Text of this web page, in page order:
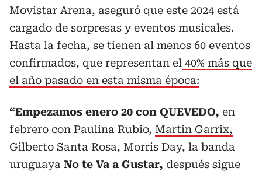
Movistar Arena, aseguró que este 2024 está
cargado de sorpresas y eventos musicales.
Hasta la fecha, se tienen al menos 60 eventos
confirmados, que representan el 40% más que
el año pasado en esta misma época:
“Empezamos enero 20 con QUEVEDO, en
febrero con Paulina Rubio, Martin Garrix,
Gilberto Santa Rosa, Morris Day, la banda
uruguaya No te Va a Gustar, después sigue